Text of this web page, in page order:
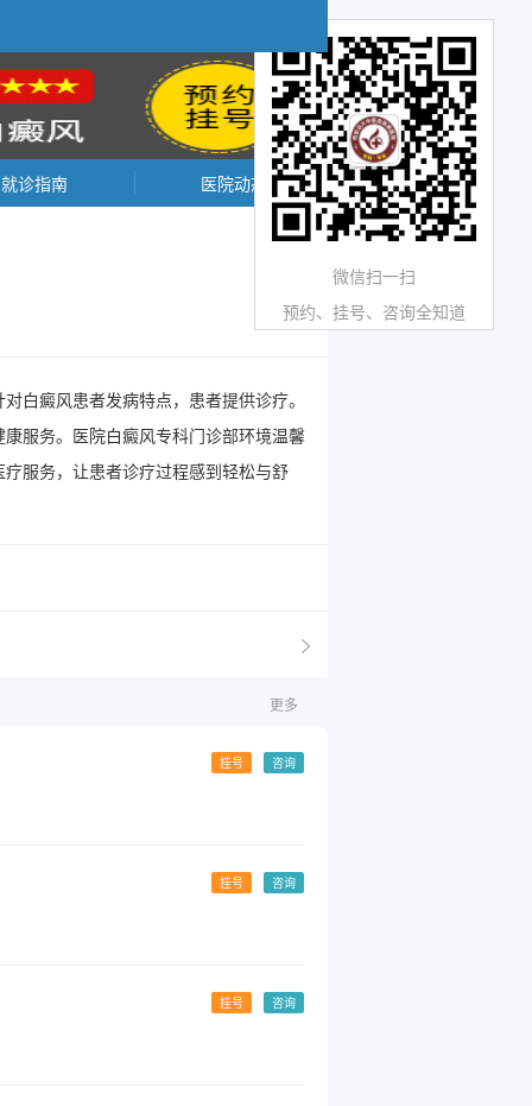
就诊指南 医院动态
白癜风患者发病特点，患者提供诊疗。
服务。医院白癜风专科门诊部环境温馨
服务，让患者诊疗过程感到轻松与舒
更多
咨询
挂号
咨询
挂号
咨询
挂号
微信扫一扫
预约、挂号、咨询全知道